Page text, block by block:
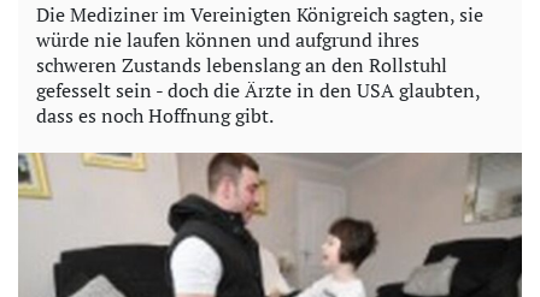
Die Mediziner im Vereinigten Königreich sagten, sie
würde nie laufen können und aufgrund ihres
schweren Zustands lebenslang an den Rollstuhl
gefesselt sein - doch die Ärzte in den USA glaubten,
dass es noch Hoffnung gibt.